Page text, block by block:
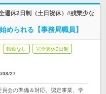
週休2日制（土日祝休）#残業少な
められる【事務局職員】
転勤なし 完全週休2日制
08/27
員会の準備＆対応、認定事業、学